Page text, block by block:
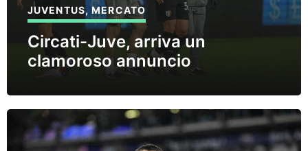
JUVENTUS,MERCATO
Circati-Juve, arriva un
clamoroso annuncio